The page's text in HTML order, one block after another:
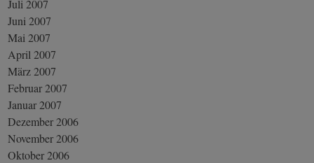
Juli 2007
Juni 2007
Mai 2007
April 2007
März 2007
Februar 2007
Januar 2007
Dezember 2006
November 2006
Oktober 2006